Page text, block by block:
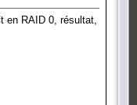
en RAID 0, résultat,